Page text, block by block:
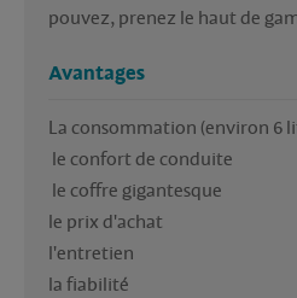
pouvez, prenez le haut de
Avantages
La consommation (environ 6
le prix d'achat
l'entretien
la fiabilité